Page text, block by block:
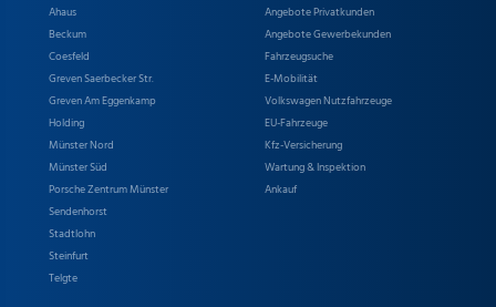
Ahaus
Beckum
Coesfeld
Greven Saerbecker Str.
Greven Am Eggenkamp
Holding
Münster Nord
Münster Süd
Porsche Zentrum Münster
Sendenhorst
Stadtlohn
Steinfurt
Telgte
Angebote Privatkunden
Angebote Gewerbekunden
Fahrzeugsuche
E-Mobilität
Volkswagen Nutzfahrzeuge
EU-Fahrzeuge
Kfz-Versicherung
Wartung & Inspektion
Ankauf